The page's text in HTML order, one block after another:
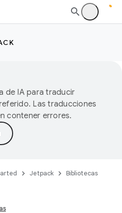
de IA para traducir
Las traducciones
contener errores.
Jetpack Bibliotecas